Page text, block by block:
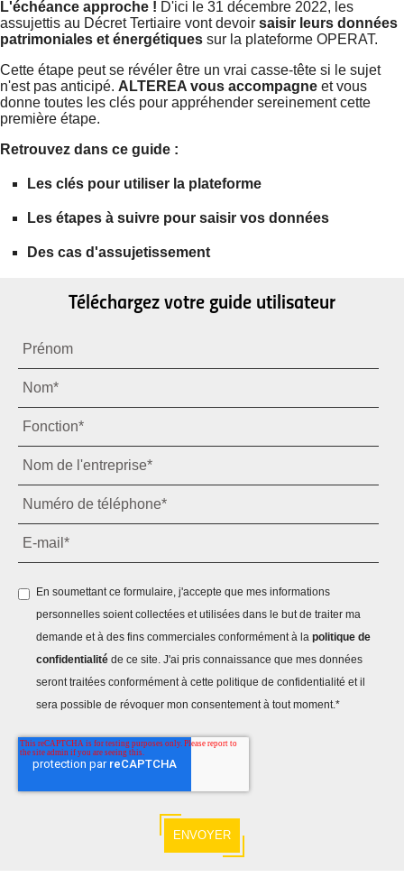
L'échéance approche ! D'ici le 31 décembre 2022, les
assujettis au Décret Tertiaire vont devoir saisir leurs données
patrimoniales et énergétiques sur la plateforme OPERAT.
Cette étape peut se révéler être un vrai casse-tête si le sujet
n'est pas anticipé. ALTEREA vous accompagne et vous
donne toutes les clés pour appréhender sereinement cette
première étape.
Retrouvez dans ce guide :
Les clés pour utiliser la plateforme
Les étapes à suivre pour saisir vos données
Des cas d'assujetissement
Téléchargez votre guide utilisateur
En soumettant ce formulaire, j'accepte que mes informations
personnelles soient collectées et utilisées dans le but de traiter ma
demande et à des fins commerciales conformément à la politique de
confidentialité de ce site. J'ai pris connaissance que mes données
seront traitées conformément à cette politique de confidentialité et il
sera possible de révoquer mon consentement à tout moment.*